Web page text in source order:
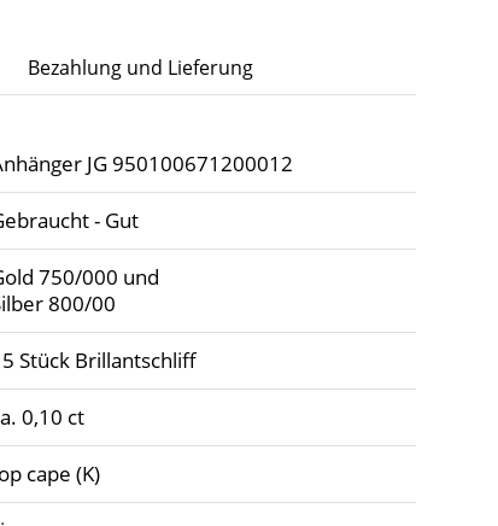
Bezahlung und Lieferung
JG 950100671200012
- Gut
750/000 und
800/00
Stück Brillantschliff
0,10 ct
cape (K)